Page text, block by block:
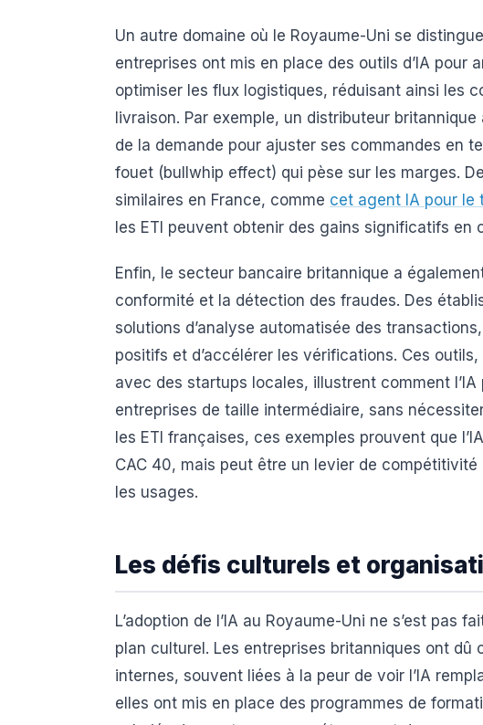
Un autre domaine où le Royaume-Uni se
entreprises ont mis en place des outils d’IA pour
optimiser les flux logistiques, réduisant ainsi les
livraison. Par exemple, un distributeur
de la demande pour ajuster ses commandes en
fouet (bullwhip effect) qui pèse sur les marges.
similaires en France, comme cet agent IA pour le
les ETI peuvent obtenir des gains significatifs en
Enfin, le secteur bancaire britannique a
conformité et la détection des fraudes. Des
solutions d’analyse automatisée des
positifs et d’accélérer les vérifications. Ces
avec des startups locales, illustrent comment
entreprises de taille intermédiaire, sans
les ETI françaises, ces exemples prouvent que
CAC 40, mais peut être un levier de
les usages.
Les défis culturels et
L’adoption de l’IA au Royaume-Uni ne s’est pas
plan culturel. Les entreprises britanniques ont dû
internes, souvent liées à la peur de voir l’IA
elles ont mis en place des programmes de